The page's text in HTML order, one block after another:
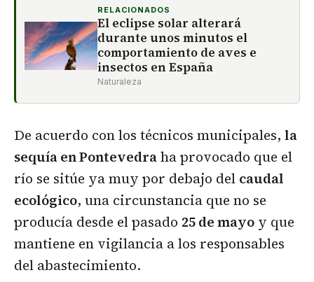
RELACIONADOS
El eclipse solar alterará
durante unos minutos el
comportamiento de aves e
insectos en España
Naturaleza
De acuerdo con los técnicos municipales, la
sequía en Pontevedraha provocado que el
río se sitúe ya muy por debajo del caudal
ecológico, una circunstancia que no se
producía desde el pasado 25 de mayo y que
mantiene en vigilancia a los responsables
del abastecimiento.